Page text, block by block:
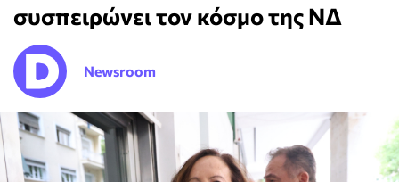
συσπειρώνει τον κόσμο της ΝΔ
Newsroom